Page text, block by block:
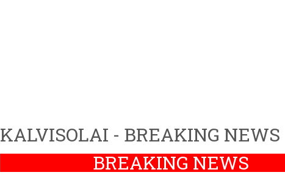
KALVISOLAI - BREAKING NEWS
BREAKING NEWS